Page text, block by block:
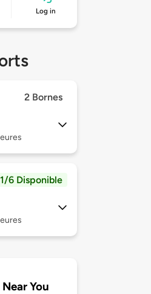
Log in
2 Bornes
1/6 Disponible
You